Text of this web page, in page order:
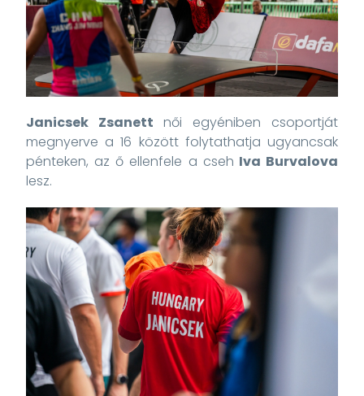
Janicsek Zsanett női egyéniben csoportját
megnyerve a 16 között folytathatja ugyancsak
pénteken, az ő ellenfele a cseh Iva Burvalova
lesz.